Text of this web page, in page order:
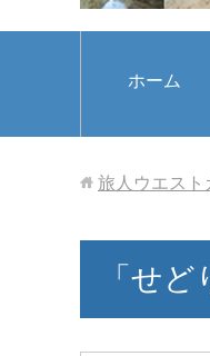
ホーム
旅人ウエスト
「せ